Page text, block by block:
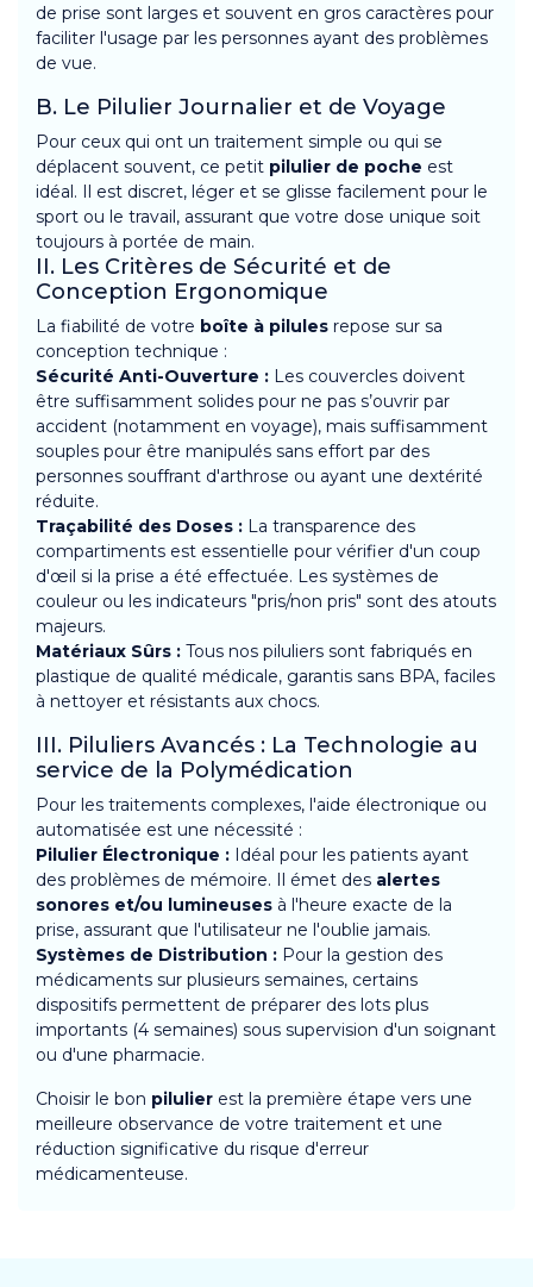
de prise sont larges et souvent en gros caractères pour
faciliter l'usage par les personnes ayant des problèmes
de vue.
B. Le Pilulier Journalier et de Voyage
Pour ceux qui ont un traitement simple ou qui se
déplacent souvent, ce petit pilulier de poche est
idéal. Il est discret, léger et se glisse facilement pour le
sport ou le travail, assurant que votre dose unique soit
toujours à portée de main.
II. Les Critères de Sécurité et de
Conception Ergonomique
La fiabilité de votre boîte à pilules repose sur sa
conception technique :
Sécurité Anti-Ouverture : Les couvercles doivent
être suffisamment solides pour ne pas s’ouvrir par
accident (notamment en voyage), mais suffisamment
souples pour être manipulés sans effort par des
personnes souffrant d'arthrose ou ayant une dextérité
réduite.
Traçabilité des Doses : La transparence des
compartiments est essentielle pour vérifier d'un coup
d'œil si la prise a été effectuée. Les systèmes de
couleur ou les indicateurs "pris/non pris" sont des atouts
majeurs.
Matériaux Sûrs : Tous nos piluliers sont fabriqués en
plastique de qualité médicale, garantis sans BPA, faciles
à nettoyer et résistants aux chocs.
III. Piluliers Avancés : La Technologie au
service de la Polymédication
Pour les traitements complexes, l'aide électronique ou
automatisée est une nécessité :
Pilulier Électronique : Idéal pour les patients ayant
des problèmes de mémoire. Il émet des alertes
sonores et/ou lumineuses à l'heure exacte de la
prise, assurant que l'utilisateur ne l'oublie jamais.
Systèmes de Distribution : Pour la gestion des
médicaments sur plusieurs semaines, certains
dispositifs permettent de préparer des lots plus
importants (4 semaines) sous supervision d'un soignant
ou d'une pharmacie.
Choisir le bon pilulier est la première étape vers une
meilleure observance de votre traitement et une
réduction significative du risque d'erreur
médicamenteuse.